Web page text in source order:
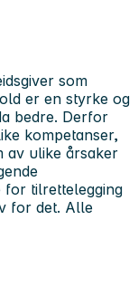
som
er en styrke og
bedre. Derfor
kompetanser,
av ulike årsaker
for tilrettelegging
for det. Alle